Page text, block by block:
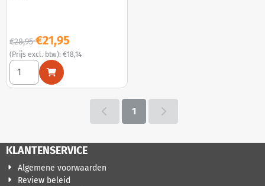
Van 28,95 voor 21,95, exclusief btw: 18,14
€28,95€21,95
(Prijs excl. btw): €18,14
Aantal kiezen voor God Ends Here (gold vinyl)
1
KLANTENSERVICE
Algemene voorwaarden
Review beleid